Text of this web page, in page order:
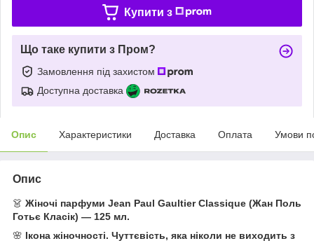
Купити з
Що таке купити з Пром?
Замовлення під захистом
Доступна доставка
Опис Характеристики Доставка Оплата Умови
Опис
👗 Жіночі парфуми Jean Paul Gaultier Classique (Жан Поль
Готьє Класік) — 125 мл.
🌸 Ікона жіночності. Чуттєвість, яка ніколи не виходить з